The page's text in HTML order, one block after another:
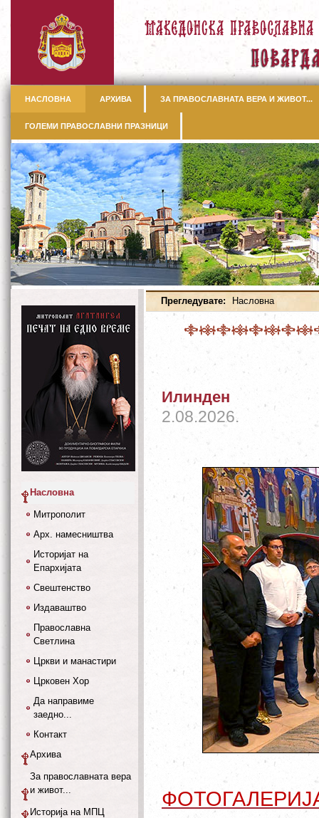
НАСЛОВНА АРХИВА ЗА ПРАВОСЛАВНАТА ВЕРА И ЖИВОТ...
ГОЛЕМИ ПРАВОСЛАВНИ ПРАЗНИЦИ
Прегледувате: Насловна
Илинден
2.08.2026.
Насловна
Митрополит
Арх. намесништва
Историјат на
Епархијата
Свештенство
Издаваштво
Православна
Светлина
Цркви и манастири
Црковен Хор
Да направиме
заедно...
Контакт
Архива
За православната вера
и живот...
Историја на МПЦ